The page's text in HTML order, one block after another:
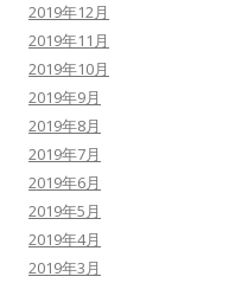
2019年12月
2019年11月
2019年10月
2019年9月
2019年8月
2019年7月
2019年6月
2019年5月
2019年4月
2019年3月